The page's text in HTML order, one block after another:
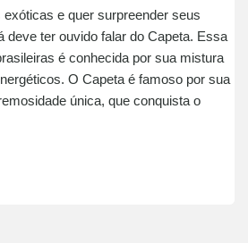
e quer surpreender seus
deve ter ouvido falar do Capeta. Essa
é conhecida por sua mistura
O Capeta é famoso por sua
única, que conquista o